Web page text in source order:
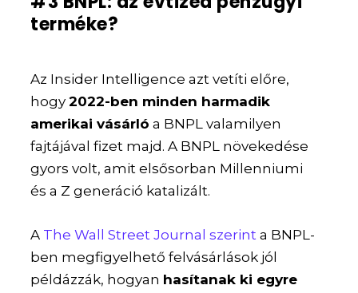
terméke?
Az Insider Intelligence azt vetíti előre,
hogy2022-ben minden harmadik
amerikai vásárló a BNPL valamilyen
fajtájával fizet majd. A BNPL növekedése
gyors volt, amit elsősorban Millenniumi
és a Z generáció katalizált.
A The Wall Street Journal szerint a BNPL-
ben megfigyelhető felvásárlások jól
példázzák, hogyan hasítanak ki egyre